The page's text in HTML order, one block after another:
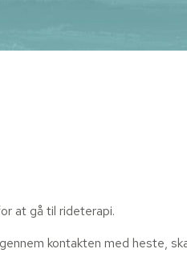
at gå til rideterapi.
kontakten med heste,